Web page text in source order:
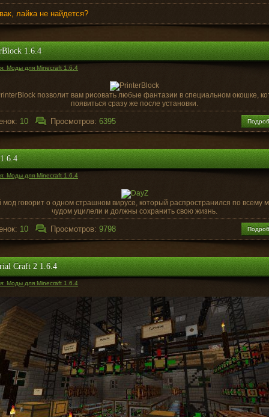
лайка не найдется?
1.6.4
Моды для Minecraft 1.6.4
позволит вам рисовать любые фантазии в специальном окошке,
появиться сразу же после установки.
10 Просмотров: 6395
Моды для Minecraft 1.6.4
говорит о одном страшном вирусе, который распространился по всему
чудом уцилели и должны сохранить свою жизнь.
10 Просмотров: 9798
Craft 2 1.6.4
Моды для Minecraft 1.6.4